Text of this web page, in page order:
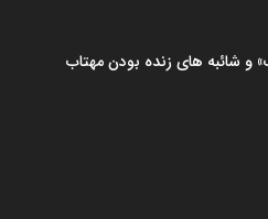
و شائبه های زنده بودن مهتاب